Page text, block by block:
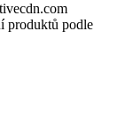
produktů podle